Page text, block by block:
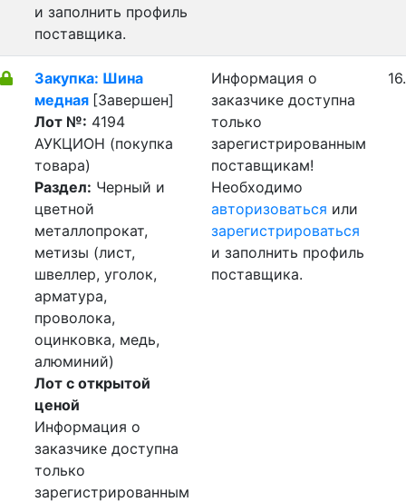
и заполнить профиль
поставщика.
Закупка: Шина
медная [Завершен]
Лот №: 4194
АУКЦИОН (покупка
товара)
Раздел: Черный и
цветной
металлопрокат,
метизы (лист,
швеллер, уголок,
арматура,
проволока,
оцинковка, медь,
алюминий)
Лот с открытой
ценой
Информация о
заказчике доступна
только
зарегистрированным
Информация о
заказчике доступна
только
зарегистрированным
поставщикам!
Необходимо
авторизоваться или
зарегистрироваться
и заполнить профиль
поставщика.